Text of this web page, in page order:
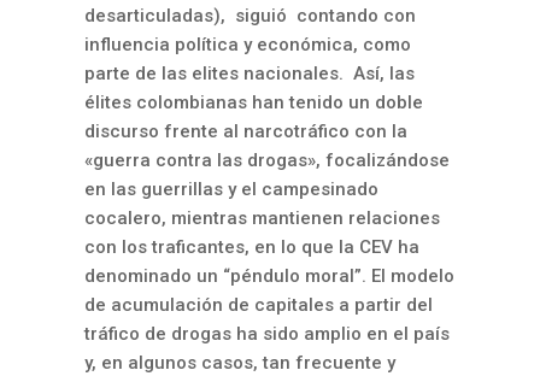
desarticuladas), siguió contando con
influencia política y económica, como
parte de las elites nacionales. Así, las
élites colombianas han tenido un doble
discurso frente al narcotráfico con la
«guerra contra las drogas», focalizándose
en las guerrillas y el campesinado
cocalero, mientras mantienen relaciones
con los traficantes, en lo que la CEV ha
denominado un “péndulo moral”. El modelo
de acumulación de capitales a partir del
tráfico de drogas ha sido amplio en el país
y, en algunos casos, tan frecuente y